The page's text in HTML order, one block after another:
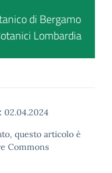
di Bergamo
Lombardia
02.04.2024
questo articolo è
Commons